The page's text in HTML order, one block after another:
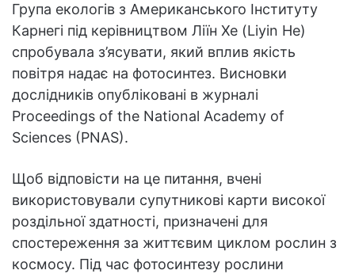
Група екологів з Американського Інституту
Карнегі під керівництвом Ліїн Хе (Liyin He)
спробувала з’ясувати, який вплив якість
повітря надає на фотосинтез. Висновки
дослідників опубліковані в журналі
Proceedings of the National Academy of
Sciences (PNAS).
Щоб відповісти на це питання, вчені
використовували супутникові карти високої
роздільної здатності, призначені для
спостереження за життєвим циклом рослин з
космосу. Під час фотосинтезу рослини